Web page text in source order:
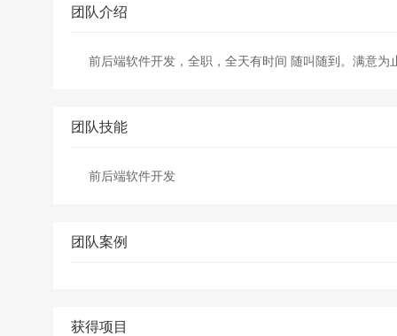
团队介绍
前后端软件开发，全职，全天有时间 随叫随到。满意为
团队技能
前后端软件开发
团队案例
获得项目